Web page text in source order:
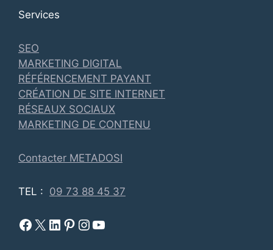
Services
SEO
MARKETING DIGITAL
RÉFÉRENCEMENT PAYANT
CRÉATION DE SITE INTERNET
RÉSEAUX SOCIAUX
MARKETING DE CONTENU
Contacter METADOSI
TEL : 09 73 88 45 37
Facebook Metadosi
Metadosi est sur X Metadosi sur Linkedin
Metadosi sur Pinterest
Metadosi sur Instagram
Metadosi sur Youtube